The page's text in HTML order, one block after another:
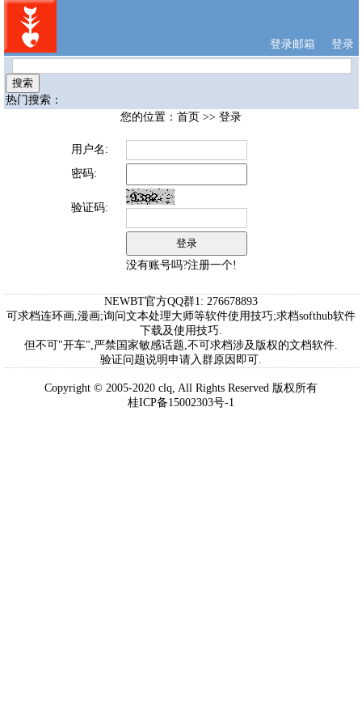
登录邮箱 登录
热门搜索：
您的位置： 首页 >> 登录
用户名:
密码:
验证码:
没有账号吗?注册一个!
NEWBT官方QQ群1: 276678893
可求档连环画,漫画;询问文本处理大师等软件使用技巧;求档softhub软件
下载及使用技巧.
但不可"开车",严禁国家敏感话题,不可求档涉及版权的文档软件.
验证问题说明申请入群原因即可.
Copyright © 2005-2020 clq, All Rights Reserved 版权所有
桂ICP备15002303号-1